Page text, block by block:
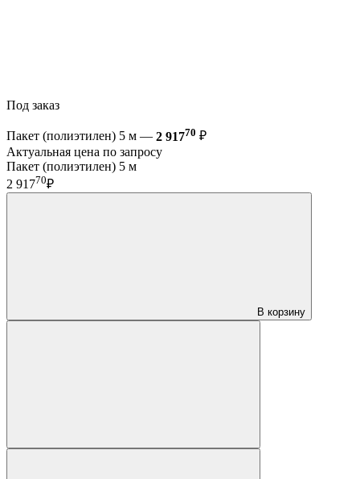
Под заказ
Пакет (полиэтилен) 5 м — 2 91770 ₽
Актуальная цена по запросу
Пакет (полиэтилен) 5 м
2 91770₽
В корзину